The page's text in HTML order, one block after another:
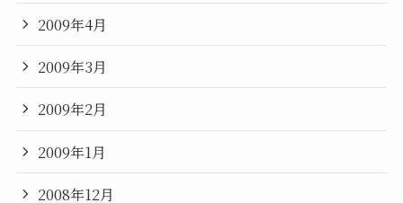
2009年4月
2009年3月
2009年2月
2009年1月
2008年12月